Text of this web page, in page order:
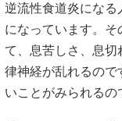
逆流性食道炎になる
になっています。
て、息苦しさ、息切
律神経が乱れるので
いことがみられるの